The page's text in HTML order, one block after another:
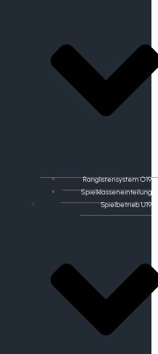
Ranglistensystem O19
Spielklasseneinteilung
Spielbetrieb U19